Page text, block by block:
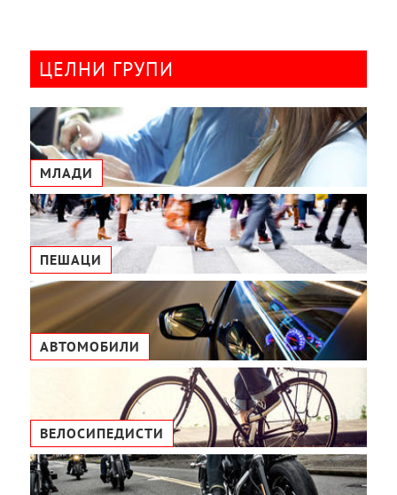
ЦЕЛНИ ГРУПИ
МЛАДИ
ПЕШАЦИ
АВТОМОБИЛИ
ВЕЛОСИПЕДИСТИ